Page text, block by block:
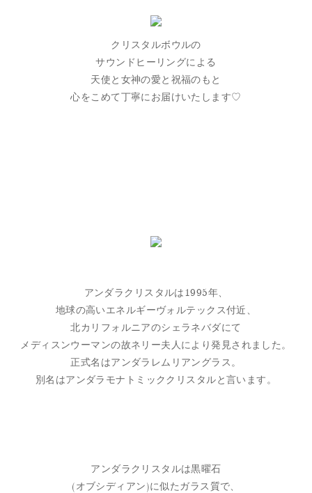
クリスタルボウルの
サウンドヒーリングによる
天使と女神の愛と祝福のもと
心をこめて丁寧にお届けいたします♡
アンダラクリスタルは1995年、
地球の高いエネルギーヴォルテックス付近、
北カリフォルニアのシェラネバダにて
メディスンウーマンの故ネリー夫人により発見されました。
正式名はアンダラレムリアングラス。
別名はアンダラモナトミッククリスタルと言います。
アンダラクリスタルは黒曜石
(オブシディアン)に似たガラス質で、